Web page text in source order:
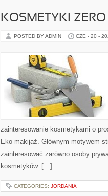
KOSMETYKI
POSTED BY ADMIN CZE - 20 -
zainteresowanie kosmetykami o
Eko-makijaż. Głównym motywem
zainteresować zarówno osoby
kosmetyków. […]
CATEGORIES: JORDANIA